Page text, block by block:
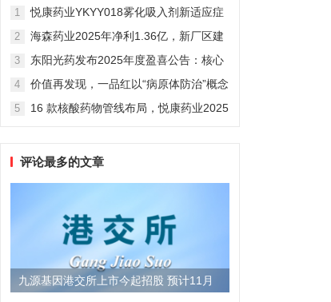
制剂全球化迈出关键一步
1
悦康药业YKYY018雾化吸入剂新适应症
感染防治
2
海森药业2025年净利1.36亿，新厂区建
3
东阳光药发布2025年度盈喜公告：核心
维度
4
价值再发现，一品红以“病原体防治”概念
5
16 款核酸药物管线布局，悦康药业2025
评论最多的文章
九源基因港交所上市今起招股 预计11月